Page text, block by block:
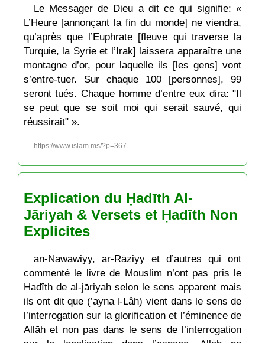
Le Messager de Dieu a dit ce qui signifie: «
L’Heure [annonçant la fin du monde] ne viendra,
qu’après que l’Euphrate [fleuve qui traverse la
Turquie, la Syrie et l’Irak] laissera apparaître une
montagne d’or, pour laquelle ils [les gens] vont
s’entre-tuer. Sur chaque 100 [personnes], 99
seront tués. Chaque homme d’entre eux dira: "Il
se peut que se soit moi qui serait sauvé, qui
réussirait" ».
https://www.islam.ms/?p=367
Explication du Ḥadīth Al-
Jāriyah & Versets et Ḥadīth Non
Explicites
an-Nawawiyy, ar-Rāziyy et d’autres qui ont
commenté le livre de Mouslim n’ont pas pris le
Hadîth de al-jāriyah selon le sens apparent mais
ils ont dit que (’ayna l-Lâh) vient dans le sens de
l’interrogation sur la glorification et l’éminence de
Allāh et non pas dans le sens de l’interrogation